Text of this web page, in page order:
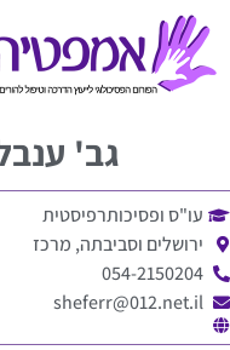
גב'
עו"ס ופסיכותרפיסטית
ירושלים וסביבתה, מרכז
054-2150204
sheferr@012.net.il